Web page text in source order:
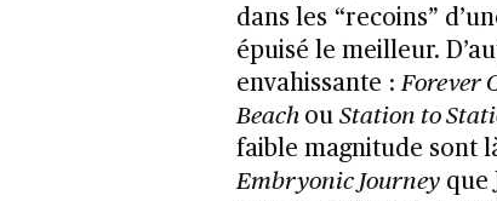
dans les “recoins”
épuisé le meilleur.
envahissante :Forever
Beach ou Station to
faible magnitude sont
Embryonic Journeyque